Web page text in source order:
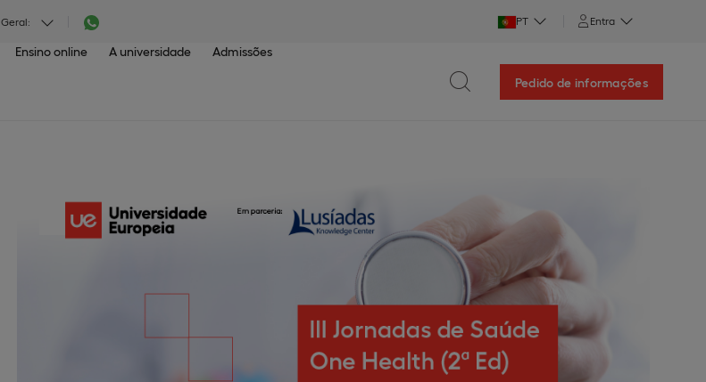
Geral: PT Entra
Ensino online A universidade Admissões
Pedido de informações